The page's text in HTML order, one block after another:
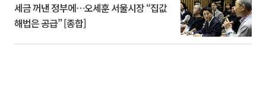
세금 꺼낸 정부에…오세훈 서울시장 “집값
해법은 공급” [종합]